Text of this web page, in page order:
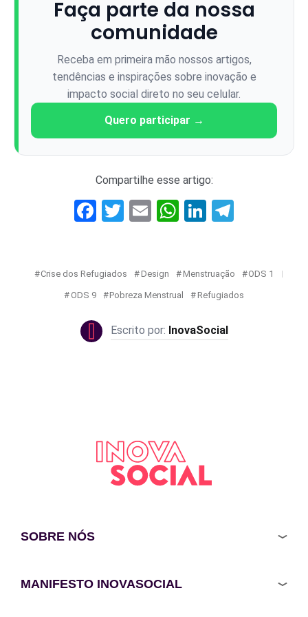
Faça parte da nossa
comunidade
Receba em primeira mão nossos artigos,
tendências e inspirações sobre inovação e
impacto social direto no seu celular.
Quero participar →
Compartilhe esse artigo:
Facebook
Twitter
EmailWhatsApp
LinkedIn
Crise dos Refugiados Design Menstruação ODS 1
ODS 9 Pobreza Menstrual Refugiados
InovaSocial
SOBRE NÓS
MANIFESTO INOVASOCIAL